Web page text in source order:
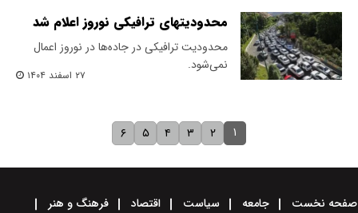
محدودیتهای ترافیکی نوروز اعلام شد
محدودیت ترافیکی در جاده‌ها در نوروز اعمال
نمی‌شود.
۲۷ اسفند ۱۴۰۴
۱ ۲ ۳ ۴ ۵ ۶
صفحه نخست جامعه سیاست اقتصاد فرهنگ و هنر